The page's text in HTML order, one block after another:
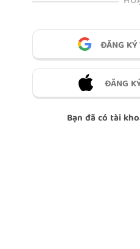
ĐĂNG KÝ
ĐĂNG
Bạn đã có tài